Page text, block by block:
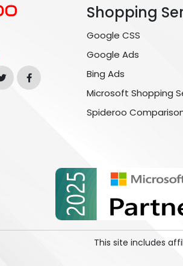
Shopping
Google CSS
Google Ads
Bing Ads
Microsoft Shopping
Spideroo
This site includes